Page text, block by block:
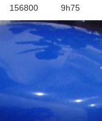
156800 9h75